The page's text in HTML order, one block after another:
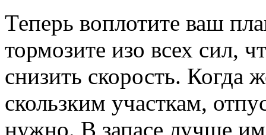
Теперь воплотите ваш
тормозите изо всех сил,
снизить скорость. Когда
скользким участкам,
нужно. В запасе лучше